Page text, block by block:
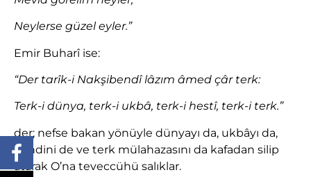
Neylerse güzel eyler.”
Emir Buharî ise:
“Der tarîk-i Nakşibendî lâzım âmed çâr terk:
Terk-i dünya, terk-i ukbâ, terk-i hestî, terk-i terk.”
der; nefse bakan yönüyle dünyayı da, ukbâyı da,
kendini de ve terk mülahazasını da kafadan silip
atarak O’na teveccühü salıklar.